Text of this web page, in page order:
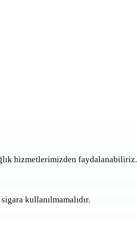
hizmetlerimizden faydalanabiliriz.
kullanılmamalıdır.